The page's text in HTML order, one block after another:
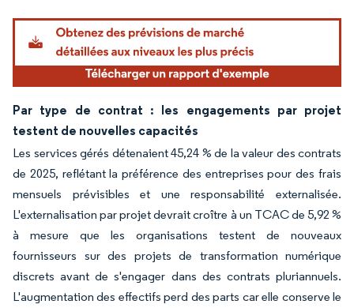
Image © Mordor Intelligence. La réutilisation nécessite une attribution sous CC BY
Par type de contrat : les engagements par projet
testent de nouvelles capacités
Les services gérés détenaient 45,24 % de la valeur des contrats
de 2025, reflétant la préférence des entreprises pour des frais
mensuels prévisibles et une responsabilité externalisée.
L'externalisation par projet devrait croître à un TCAC de 5,92 %
à mesure que les organisations testent de nouveaux
fournisseurs sur des projets de transformation numérique
discrets avant de s'engager dans des contrats pluriannuels.
L'augmentation des effectifs perd des parts car elle conserve le